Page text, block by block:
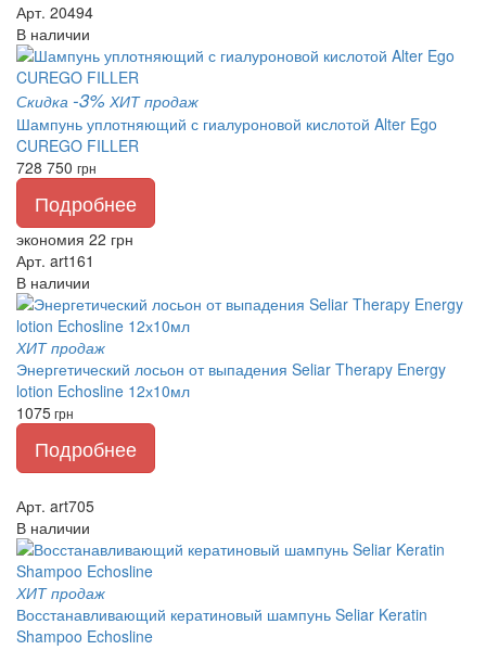
Арт. 20494
В наличии
Скидка -3% ХИТ продаж
Шампунь уплотняющий с гиалуроновой кислотой Alter Ego
CUREGO FILLER
728 750 грн
Подробнее
экономия 22 грн
Арт. art161
В наличии
ХИТ продаж
Энергетический лосьон от выпадения Seliar Therapy Energy
lotion Echosline 12х10мл
1075грн
Подробнее
Арт. art705
В наличии
ХИТ продаж
Восстанавливающий кератиновый шампунь Seliar Keratin
Shampoo Echosline